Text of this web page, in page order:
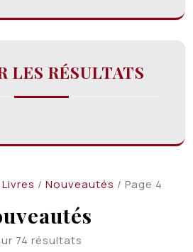
Livres / Nouveautés / Page 4
74 résultats
LES RÉSULTATS